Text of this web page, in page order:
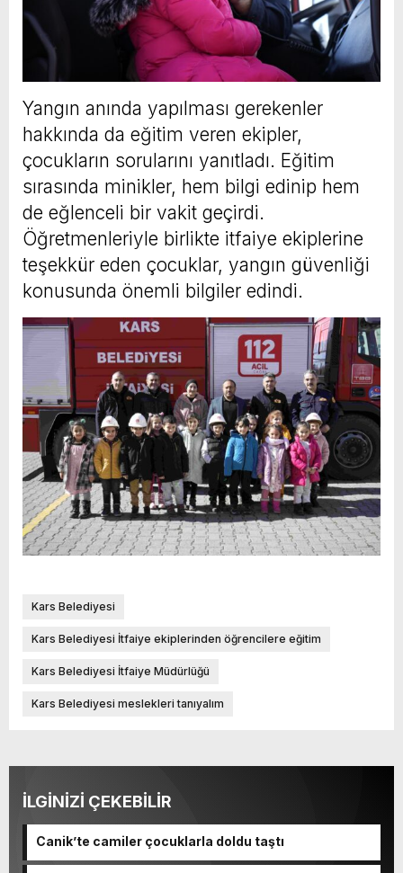
Yangın anında yapılması gerekenler
hakkında da eğitim veren ekipler,
çocukların sorularını yanıtladı. Eğitim
sırasında minikler, hem bilgi edinip hem
de eğlenceli bir vakit geçirdi.
Öğretmenleriyle birlikte itfaiye ekiplerine
teşekkür eden çocuklar, yangın güvenliği
konusunda önemli bilgiler edindi.
Kars Belediyesi
Kars Belediyesi İtfaiye ekiplerinden öğrencilere eğitim
Kars Belediyesi İtfaiye Müdürlüğü
Kars Belediyesi meslekleri tanıyalım
İLGİNİZİ ÇEKEBİLİR
Canik’te camiler çocuklarla doldu taştı